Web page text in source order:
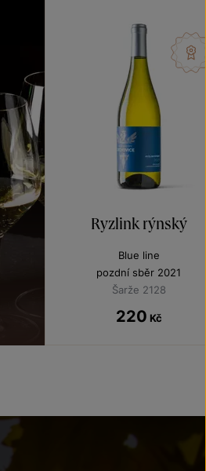
Ryzlink rýnský
Blue line
pozdní sběr 2021
Šarže 2128
220 Kč